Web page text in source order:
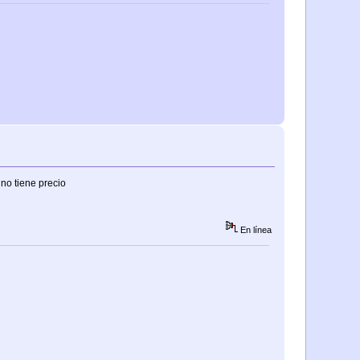
tiene precio
En línea